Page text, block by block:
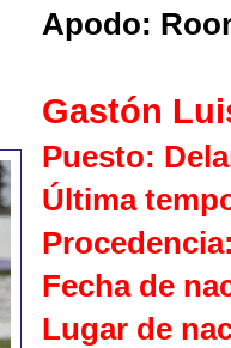
Apodo:
Gastón
Puesto:
Última
Fecha de
Lugar de